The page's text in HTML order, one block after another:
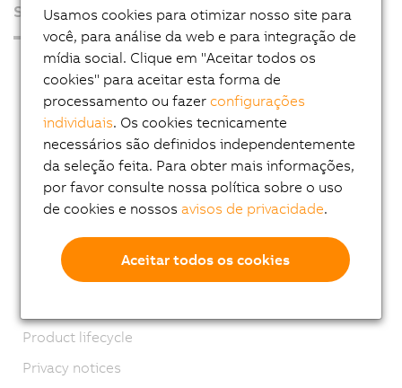
Sobre nós
Sala de Imprensa
AutoMates
Email news service
Carreira
Locais
Contato
Imprint
Product lifecycle
Privacy notices
Usamos cookies para otimizar nosso site para
você, para análise da web e para integração de
mídia social. Clique em "Aceitar todos os
cookies" para aceitar esta forma de
processamento ou fazerconfigurações
individuais. Os cookies tecnicamente
necessários são definidos independentemente
da seleção feita. Para obter mais informações,
por favor consulte nossa política sobre o uso
de cookies e nossosavisos de privacidade.
Aceitar todos os cookies